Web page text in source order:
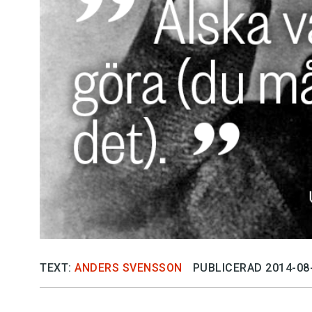
TEXT: ANDERS SVENSSON PUBLICERAD 2014-